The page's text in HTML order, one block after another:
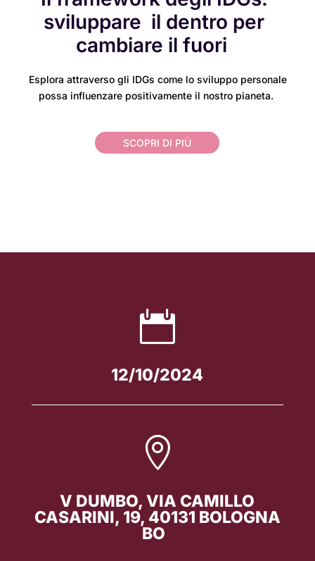
sviluppare il dentro per
cambiare il fuori
Esplora attraverso gli IDGs come lo sviluppo personale
possa influenzare positivamente il nostro pianeta.
SCOPRI DI PIÙ

12/10/2024

V DUMBO, VIA CAMILLO
CASARINI, 19, 40131 BOLOGNA
BO